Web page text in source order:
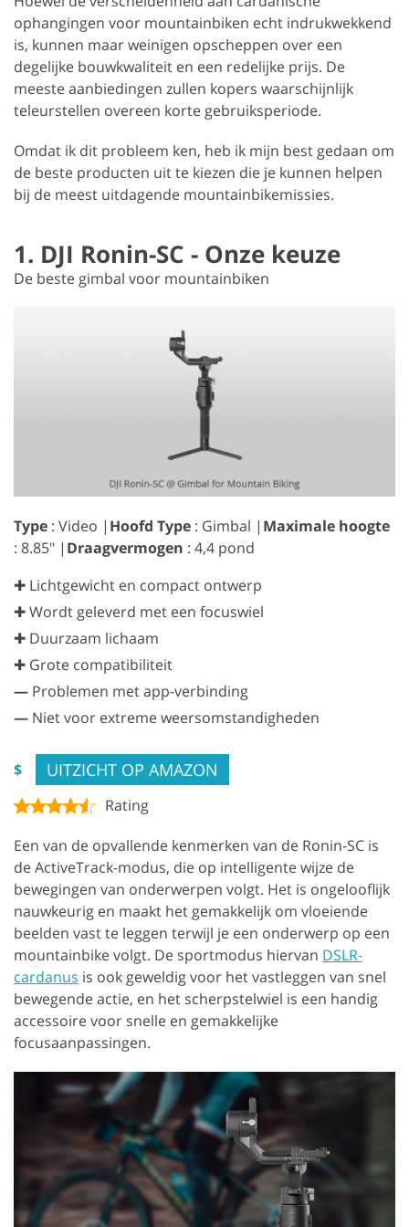
ophangingen voor mountainbiken echt indrukwekkend
is, kunnen maar weinigen opscheppen over een
degelijke bouwkwaliteit en een redelijke prijs. De
meeste aanbiedingen zullen kopers waarschijnlijk
teleurstellen overeen korte gebruiksperiode.
Omdat ik dit probleem ken, heb ik mijn best gedaan om
de beste producten uit te kiezen die je kunnen helpen
bij de meest uitdagende mountainbikemissies.
1. DJI Ronin-SC - Onze keuze
De beste gimbal voor mountainbiken
Type : Video | Hoofd Type : Gimbal | Maximale hoogte
: 8.85″ | Draagvermogen : 4,4 pond
✚ Lichtgewicht en compact ontwerp
✚ Wordt geleverd met een focuswiel
✚ Duurzaam lichaam
✚ Grote compatibiliteit
— Problemen met app-verbinding
— Niet voor extreme weersomstandigheden
$ UITZICHT OP AMAZON
Rating
Een van de opvallende kenmerken van de Ronin-SC is
de ActiveTrack-modus, die op intelligente wijze de
bewegingen van onderwerpen volgt. Het is ongelooflijk
nauwkeurig en maakt het gemakkelijk om vloeiende
beelden vast te leggen terwijl je een onderwerp op een
mountainbike volgt. De sportmodus hiervan DSLR-
cardanus is ook geweldig voor het vastleggen van snel
bewegende actie, en het scherpstelwiel is een handig
accessoire voor snelle en gemakkelijke
focusaanpassingen.